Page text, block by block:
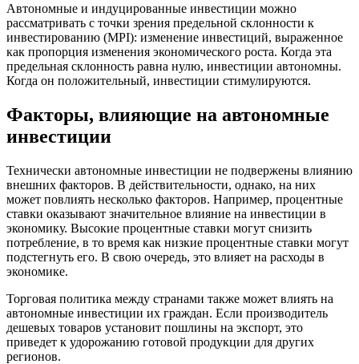
Автономные и индуцированные инвестиции можно
рассматривать с точки зрения предельной склонности к
инвестированию (MPI): изменение инвестиций, выраженное
как пропорция изменения экономического роста. Когда эта
предельная склонность равна нулю, инвестиции автономны.
Когда он положительный, инвестиции стимулируются.
Факторы, влияющие на автономные
инвестиции
Технически автономные инвестиции не подвержены влиянию
внешних факторов. В действительности, однако, на них
может повлиять несколько факторов. Например, процентные
ставки оказывают значительное влияние на инвестиции в
экономику. Высокие процентные ставки могут снизить
потребление, в то время как низкие процентные ставки могут
подстегнуть его. В свою очередь, это влияет на расходы в
экономике.
Торговая политика между странами также может влиять на
автономные инвестиции их граждан. Если производитель
дешевых товаров установит пошлины на экспорт, это
приведет к удорожанию готовой продукции для других
регионов.